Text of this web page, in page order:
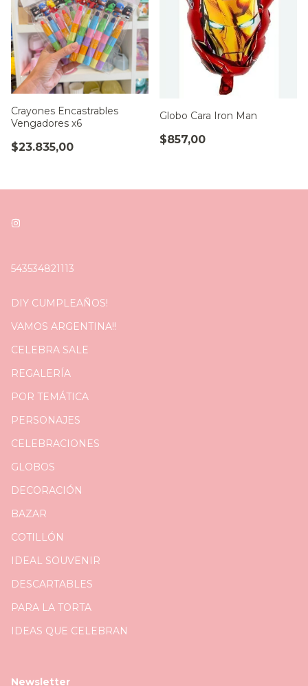
Crayones Encastrables
Vengadores x6
$23.835,00
Globo Cara Iron Man
$857,00
543534821113
DIY CUMPLEAÑOS!
VAMOS ARGENTINA!!
CELEBRA SALE
REGALERÍA
POR TEMÁTICA
PERSONAJES
CELEBRACIONES
GLOBOS
DECORACIÓN
BAZAR
COTILLÓN
IDEAL SOUVENIR
DESCARTABLES
PARA LA TORTA
IDEAS QUE CELEBRAN
Newsletter